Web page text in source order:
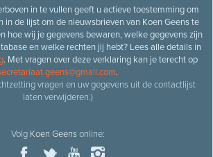
in te vullen geeft u actieve toestemming om
in de lijst om de nieuwsbrieven van Koen Geens te
hoe wij je gegevens bewaren, welke gegevens zijn
en welke rechten jij hebt? Lees alle details in
. Met vragen over deze verklaring kan je terecht op
.
vragen en uw gegevens uit de contactlijst
laten verwijderen.)
Volg Koen Geensonline: